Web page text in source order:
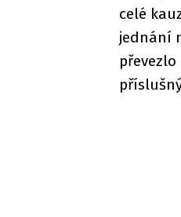
celé
jednání